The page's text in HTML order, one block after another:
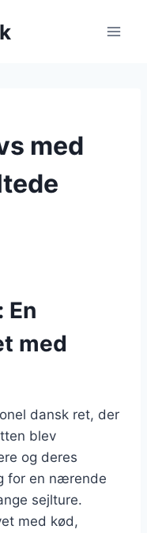
med
En
med
dansk ret, der
blev
og deres
for en nærende
sejlture.
med kød,